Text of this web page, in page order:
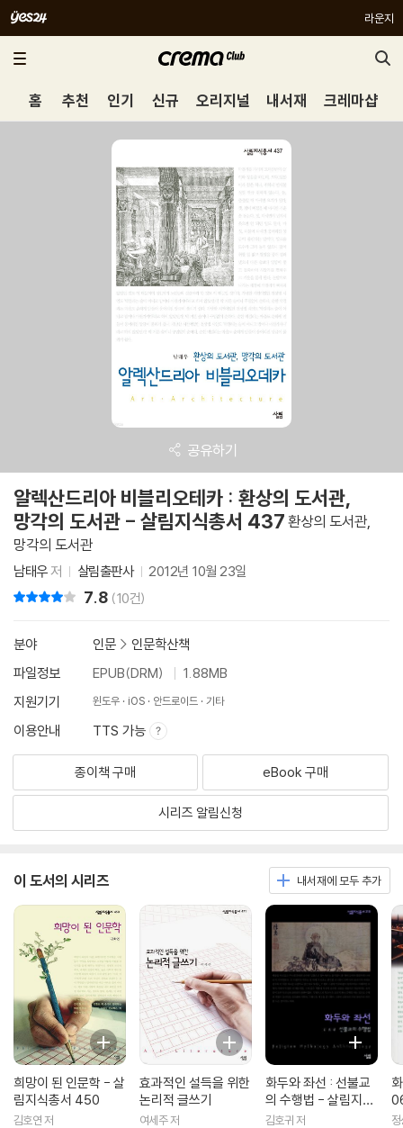
라운지
홈 추천 인기 신규 오리지널 내서재 크레마샵
공유하기
알렉산드리아 비블리오테카 : 환상의 도서관,
망각의 도서관 - 살림지식총서 437 환상의 도서관,
망각의 도서관
남태우저 살림출판사 2012년 10월 23일
7.8 (10건)
분야 인문 > 인문학산책
파일정보
EPUB(DRM)
1.88MB
지원기기
윈도우 iOS 안드로이드 기타
이용안내 TTS 가능
종이책 구매 eBook 구매
시리즈 알림신청
이 도서의 시리즈 내서재에 모두 추가
희망이 된 인문학 - 살
림지식총서 450
김호연 저
효과적인 설득을 위한
논리적 글쓰기
여세주 저
화두와 좌선 : 선불교
의 수행법 - 살림지식
총서 316
김호귀 저